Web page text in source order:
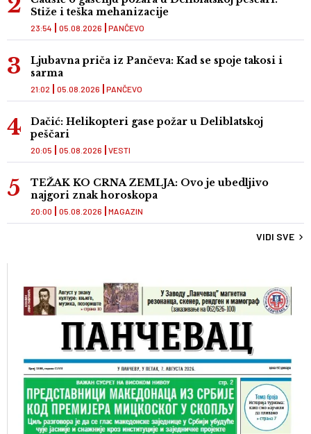
Stiže i teška mehanizacije
PANČEVO
23:54 05.08.2026
Ljubavna priča iz Pančeva: Kad se spoje takosi i
sarma
PANČEVO
21:02 05.08.2026
Dačić: Helikopteri gase požar u Deliblatskoj
peščari
VESTI
20:05 05.08.2026
TEŽAK KO CRNA ZEMLJA: Ovo je ubedljivo
najgori znak horoskopa
MAGAZIN
20:00 05.08.2026
VIDI SVE